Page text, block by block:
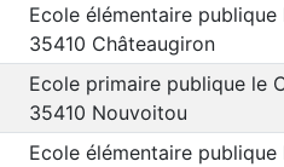
Ecole élémentaire
35410 Châteaugiron
Ecole primaire publique le
35410 Nouvoitou
Ecole élémentaire